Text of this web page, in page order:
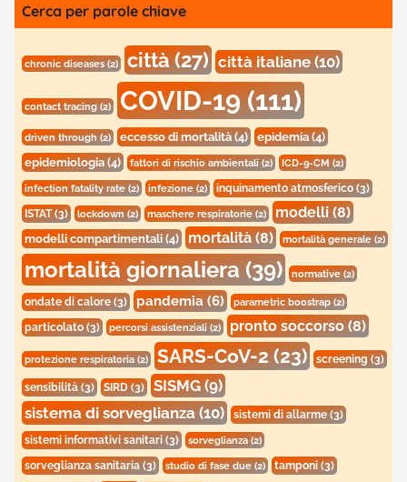
Cerca per parole chiave
chronic diseases(2) città(27) città italiane(10)
contact tracing(2) COVID-19(111)
driven through(2) eccesso di mortalità(4) epidemia(4)
epidemiologia(4) fattori di rischio ambientali (2) ICD-9-CM(2)
infection fatality rate(2) infezione(2) inquinamento atmosferico(3)
ISTAT(3) lockdown(2) maschere respiratorie(2) modelli(8)
modelli compartimentali(4) mortalità(8) mortalità generale(2)
mortalità giornaliera(39) normative(2)
ondate di calore(3) pandemia(6) parametric boostrap(2)
particolato(3) percorsi assistenziali(2) pronto soccorso(8)
protezione respiratoria(2) SARS-CoV-2(23) screening(3)
sensibilità(3) SIRD(3) SISMG(9)
sistema di sorveglianza(10) sistemi di allarme(3)
sistemi informativi sanitari(3) sorveglianza(2)
sorveglianza sanitaria(3) studio di fase due(2) tamponi(3)